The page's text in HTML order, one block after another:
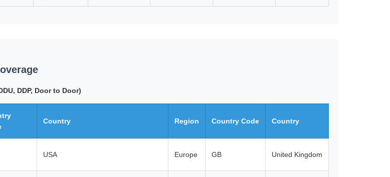
DDP, Door to Door)
Country Region Country Code Country
USA Europe GB United Kingdom